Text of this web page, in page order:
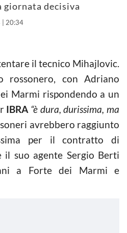
giornata decisiva
| 20:34
il tecnico Mihajlovic.
rossonero, con Adriano
Marmi rispondendo a un
IBRA “è dura, durissima, ma
avrebbero raggiunto
per il contratto di
il suo agente Sergio Berti
a Forte dei Marmi e